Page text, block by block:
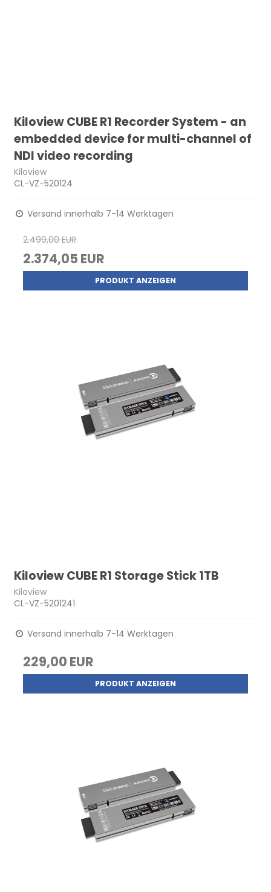
Kiloview CUBE R1 Recorder System - an
embedded device for multi-channel of
NDI video recording
Kiloview
CL-VZ-520124
Versand innerhalb 7-14 Werktagen
2.499,00 EUR
2.374,05 EUR
PRODUKT ANZEIGEN
Kiloview CUBE R1 Storage Stick 1TB
Kiloview
CL-VZ-5201241
Versand innerhalb 7-14 Werktagen
229,00 EUR
PRODUKT ANZEIGEN